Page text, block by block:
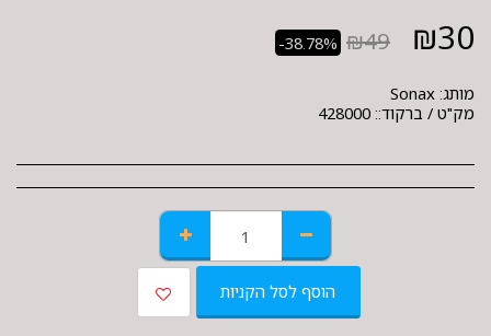
₪30
₪49
-38.78%
מותג: Sonax
מק"ט / ברקוד:: 428000
הוסף לסל הקניות